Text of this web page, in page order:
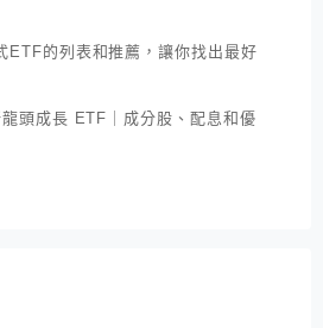
ETF的列表和推薦，讓你找出最好
頭成長 ETF｜成分股、配息和優